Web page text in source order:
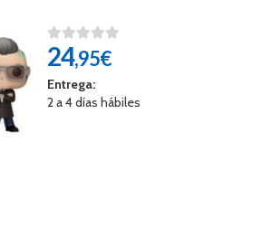
24,95€
Entrega:
2 a 4 días hábiles